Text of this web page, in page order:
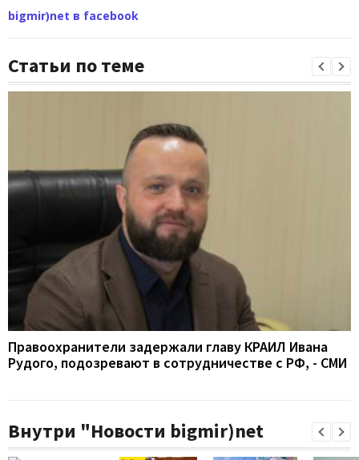
bigmir)net в facebook
Статьи по теме
Правоохранители задержали главу КРАИЛ Ивана
Рудого, подозревают в сотрудничестве с РФ, - СМИ
Внутри "Новости bigmir)net